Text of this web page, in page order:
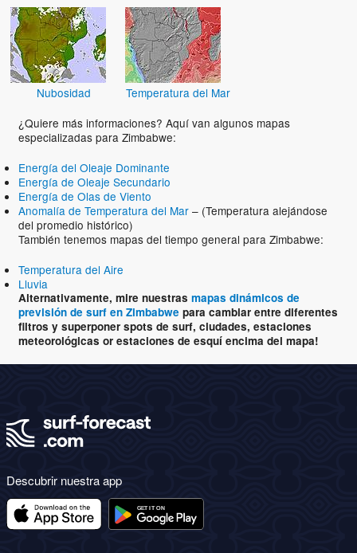
Nubosidad
Temperatura del Mar
¿Quiere más informaciones? Aquí van algunos mapas
especializadas para Zimbabwe:
Energía del Oleaje Dominante
Energía de Oleaje Secundario
Energía de Olas de Viento
Anomalía de Temperatura del Mar – (Temperatura alejándose
del promedio histórico)
También tenemos mapas del tiempo general para Zimbabwe:
Temperatura del Aire
Lluvia
Alternativamente, mire nuestras mapas dinámicos de
previsión de surf en Zimbabwe para cambiar entre diferentes
filtros y superponer spots de surf, ciudades, estaciones
meteorológicas or estaciones de esquí encima del mapa!
Descubrir nuestra app